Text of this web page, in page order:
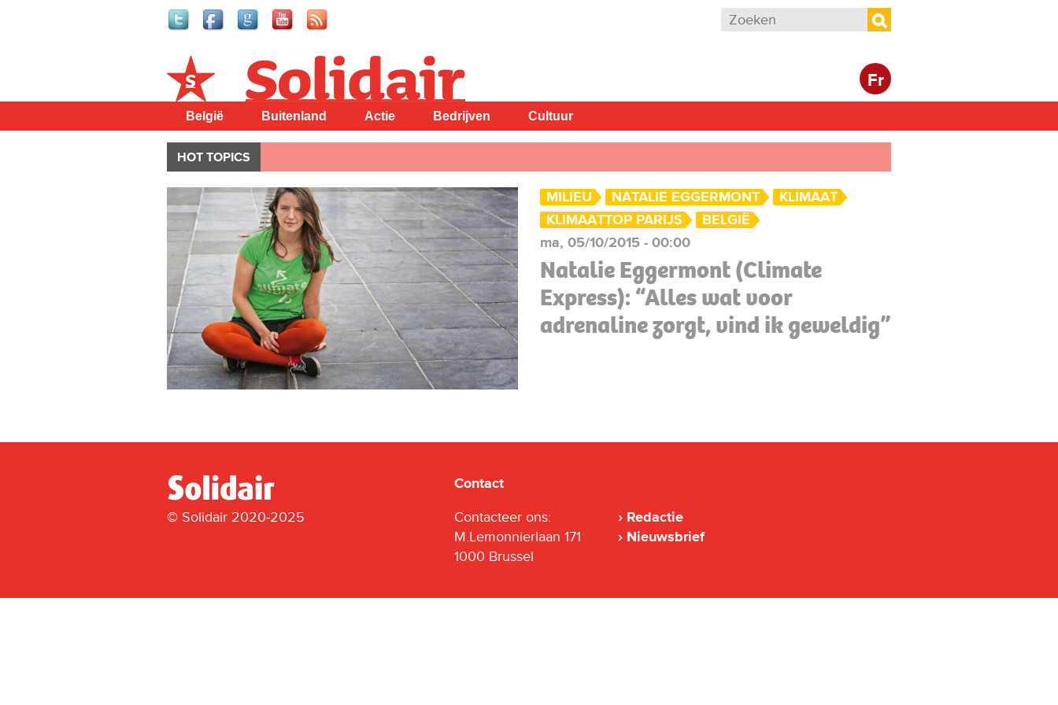
Zoekveld
Zoeken
Fr
Solidair
België Buitenland Actie Bedrijven Cultuur
HOT TOPICS
MILIEU NATALIE EGGERMONT
KLIMAAT
KLIMAATTOP PARIJS
BELGIË
ma, 05/10/2015 - 00:00
Natalie Eggermont (Climate
Express): “Alles wat voor
adrenaline zorgt, vind ik geweldig”
© Solidair 2020-2025
Contact
Contacteer ons:
M.Lemonnierlaan 171
1000 Brussel
Redactie
Nieuwsbrief